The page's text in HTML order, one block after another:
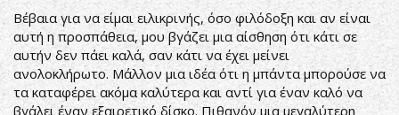
Βέβαια για να είμαι ειλικρινής, όσο φιλόδοξη και αν είναι
αυτή η προσπάθεια, μου βγάζει μια αίσθηση ότι κάτι σε
αυτήν δεν πάει καλά, σαν κάτι να έχει μείνει
ανολοκλήρωτο. Μάλλον μια ιδέα ότι η μπάντα μπορούσε να
τα καταφέρει ακόμα καλύτερα και αντί για έναν καλό να
βγάλει έναν εξαιρετικό δίσκο. Πιθανόν μια μεγαλύτερη